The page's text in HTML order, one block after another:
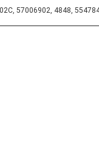
57006902, 4848,